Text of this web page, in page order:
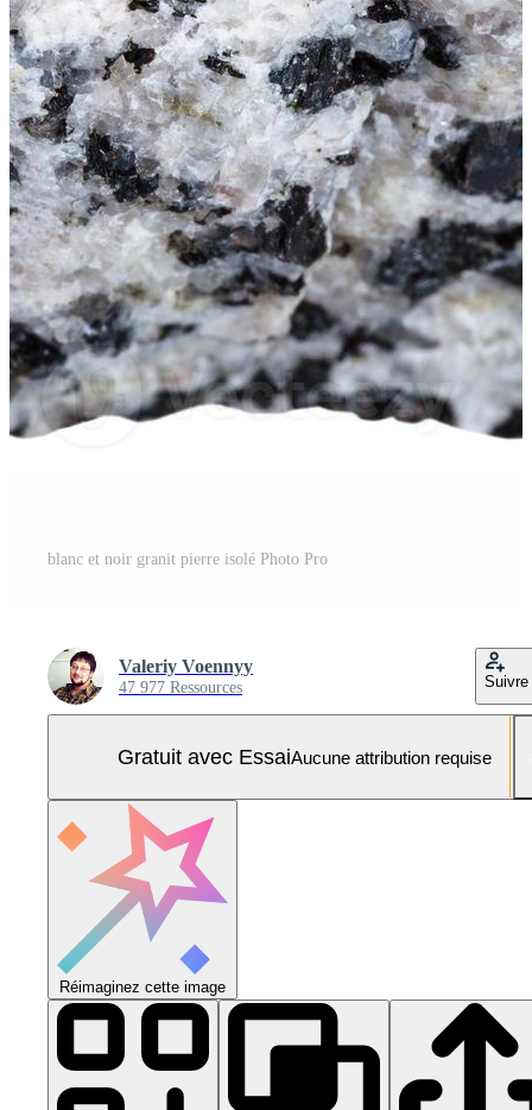
blanc et noir granit pierre isolé Photo Pro
Valeriy Voennyy
47 977 Ressources Suivre
Gratuit avec EssaiAucune attribution requise
Réimaginez cette image